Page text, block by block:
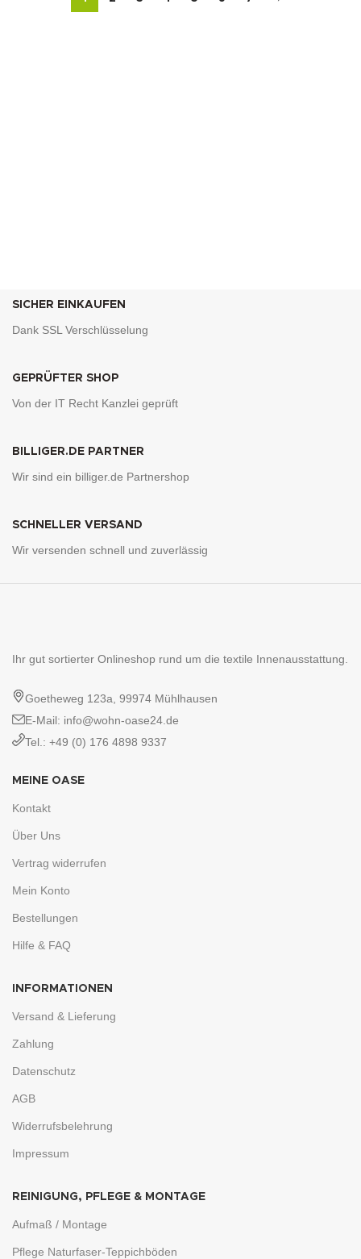
SICHER EINKAUFEN
Dank SSL Verschlüsselung
GEPRÜFTER SHOP
Von der IT Recht Kanzlei geprüft
BILLIGER.DE PARTNER
Wir sind ein billiger.de Partnershop
SCHNELLER VERSAND
Wir versenden schnell und zuverlässig
Ihr gut sortierter Onlineshop rund um die textile Innenausstattung.
Goetheweg 123a, 99974 Mühlhausen
E-Mail: info@wohn-oase24.de
Tel.: +49 (0) 176 4898 9337
MEINE OASE
Kontakt
Über Uns
Vertrag widerrufen
Mein Konto
Bestellungen
Hilfe & FAQ
INFORMATIONEN
Versand & Lieferung
Zahlung
Datenschutz
AGB
Widerrufsbelehrung
Impressum
REINIGUNG, PFLEGE & MONTAGE
Aufmaß / Montage
Pflege Naturfaser-Teppichböden